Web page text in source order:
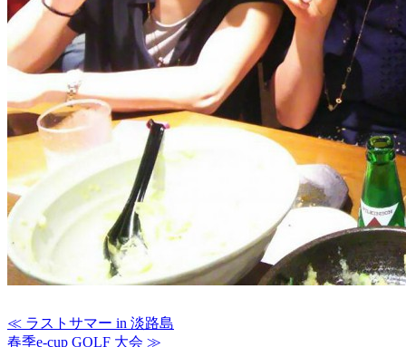
≪ ラストサマー in 淡路島
春季e-cup GOLF 大会 ≫